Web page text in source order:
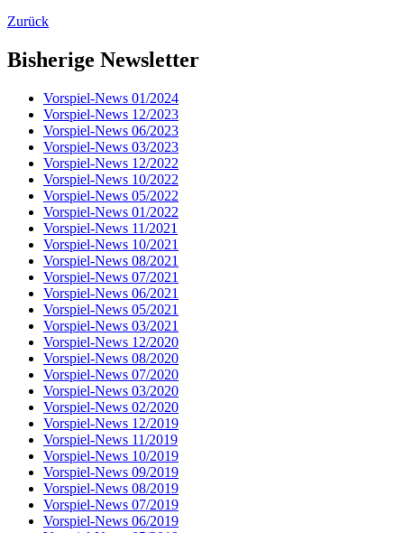
Zurück
Bisherige Newsletter
Vorspiel-News 01/2024
Vorspiel-News 12/2023
Vorspiel-News 06/2023
Vorspiel-News 03/2023
Vorspiel-News 12/2022
Vorspiel-News 10/2022
Vorspiel-News 05/2022
Vorspiel-News 01/2022
Vorspiel-News 11/2021
Vorspiel-News 10/2021
Vorspiel-News 08/2021
Vorspiel-News 07/2021
Vorspiel-News 06/2021
Vorspiel-News 05/2021
Vorspiel-News 03/2021
Vorspiel-News 12/2020
Vorspiel-News 08/2020
Vorspiel-News 07/2020
Vorspiel-News 03/2020
Vorspiel-News 02/2020
Vorspiel-News 12/2019
Vorspiel-News 11/2019
Vorspiel-News 10/2019
Vorspiel-News 09/2019
Vorspiel-News 08/2019
Vorspiel-News 07/2019
Vorspiel-News 06/2019